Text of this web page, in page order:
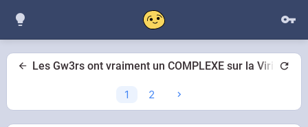
Les Gw3rs ont vraiment un COMPLEXE sur la Virilité
1 2